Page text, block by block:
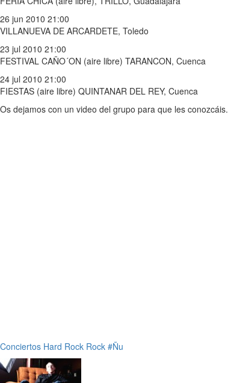
26 jun 2010 21:00
VILLANUEVA DE ARCARDETE, Toledo
23 jul 2010 21:00
FESTIVAL CAÑO´ON (aire libre) TARANCON, Cuenca
24 jul 2010 21:00
FIESTAS (aire libre) QUINTANAR DEL REY, Cuenca
Os dejamos con un video del grupo para que les conozcáis.
Conciertos Hard Rock Rock #Ñu